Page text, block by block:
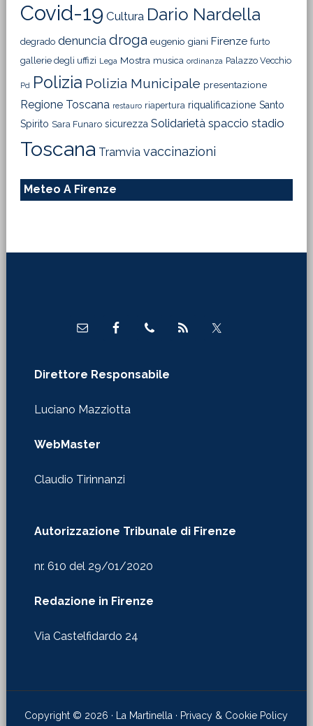
Covid-19 Cultura Dario Nardella
degrado denuncia droga eugenio giani Firenze furto
gallerie degli uffizi Lega Mostra musica ordinanza Palazzo Vecchio
Pd Polizia Polizia Municipale presentazione
Regione Toscana restauro riapertura riqualificazione Santo
Spirito Sara Funaro sicurezza Solidarietà spaccio stadio
Toscana Tramvia vaccinazioni
Meteo A Firenze
Direttore Responsabile
Luciano Mazziotta
WebMaster
Claudio Tirinnanzi
Autorizzazione Tribunale di Firenze
nr. 610 del 29/01/2020
Redazione in Firenze
Via Castelfidardo 24
Copyright © 2026 · La Martinella · Privacy & Cookie Policy